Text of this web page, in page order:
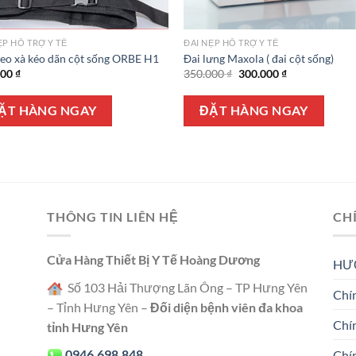
HỖ TRỢ Y TẾ
xà kéo dãn cột sống ORBE H1
₫
HÀNG NGAY
ĐAI NẸP HỖ TRỢ Y TẾ
Đai lưng Maxola ( đai cột sống)
350.000₫ Giá
là:
350.000 ₫.
300.000₫Giá
tại
là:
300.000 ₫.
ĐẶT HÀNG NGAY
THÔNG TIN LIÊN HỆ
Cửa Hàng Thiết Bị Y Tế Hoàng Dương
Số 103 Hải Thượng Lãn Ông – TP Hưng Yên
– Tỉnh Hưng Yên – Đối diện bệnh viên đa khoa
tỉnh Hưng Yên